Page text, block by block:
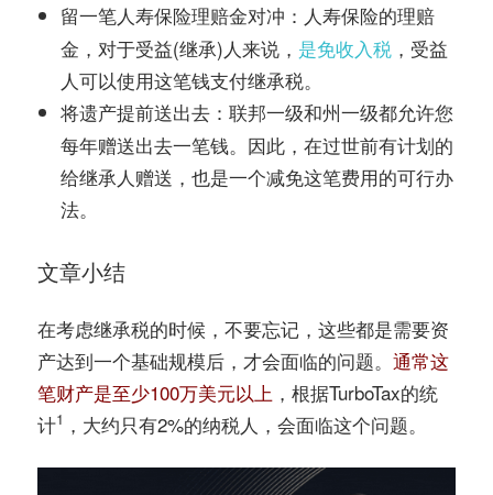
留一笔人寿保险理赔金对冲： 人寿保险的理赔
金，对于受益(继承)人来说， 是免收入税 ，受益
人可以使用这笔钱支付继承税。
将遗产提前送出去：联邦一级和州一级都允许您
每年赠送出去一笔钱。因此，在过世前有计划的
给继承人赠送，也是一个减免这笔费用的可行办
法。
文章小结
在考虑继承税的时候，不要忘记，这些都是需要资
产达到一个基础规模后，才会面临的问题。 通常这
笔财产是至少100万美元以上 ，根据TurboTax的统
计1 ，大约只有2%的纳税人，会面临这个问题。